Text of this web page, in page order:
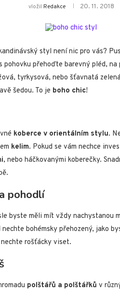
vložil Redakce 20. 11. 2018
styl není nic pro vás?
pohovku přehoďte barevný pléd,
tyrkysová, nebo šťavnatá
šedou. To je boho chic!
koberce v orientálním stylu.
kelim. Pokud se vám nechce
, nebo háčkovanými koberečky.
pohodlí
byste měli mít vždy nachystanou
bohémsky přehozený, jako
rošťácky viset.
polštářů a polštářků v